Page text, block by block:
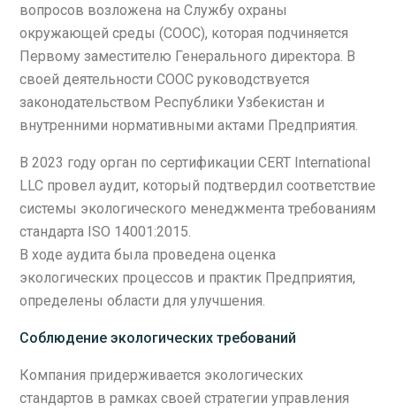
вопросов возложена на Службу охраны
окружающей среды (СООС), которая подчиняется
Первому заместителю Генерального директора. В
своей деятельности СООС руководствуется
законодательством Республики Узбекистан и
внутренними нормативными актами Предприятия.
В 2023 году орган по сертификации CERT International
LLC провел аудит, который подтвердил соответствие
системы экологического менеджмента требованиям
стандарта ISO 14001:2015.
В ходе аудита была проведена оценка
экологических процессов и практик Предприятия,
определены области для улучшения.
Соблюдение экологических требований
Компания придерживается экологических
стандартов в рамках своей стратегии управления